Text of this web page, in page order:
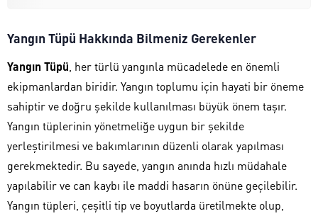
Yangın Tüpü Hakkında Bilmeniz Gerekenler
Yangın Tüpü , her türlü yangınla mücadelede en önemli
ekipmanlardan biridir. Yangın toplumu için hayati bir öneme
sahiptir ve doğru şekilde kullanılması büyük önem taşır.
Yangın tüplerinin yönetmeliğe uygun bir şekilde
yerleştirilmesi ve bakımlarının düzenli olarak yapılması
gerekmektedir. Bu sayede, yangın anında hızlı müdahale
yapılabilir ve can kaybı ile maddi hasarın önüne geçilebilir.
Yangın tüpleri, çeşitli tip ve boyutlarda üretilmekte olup,